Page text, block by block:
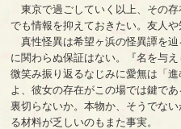
東京で過ごしていく以上、その
でも情報を抑えておきたい。友人や
真性怪異は希望ヶ浜の怪異譚を
に関わらぬ保証はない。『名を与
微笑み振り返るなじみに愛無は「
よ、彼女の存在がこの場では鍵で
裏切らないか。本物か、そうでな
る材料が乏しいのもまた事実。